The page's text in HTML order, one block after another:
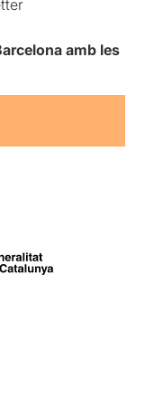
amb les